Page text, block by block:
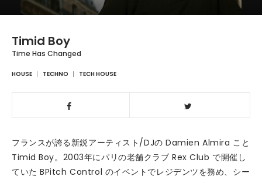
Timid Boy
Time Has Changed
HOUSE TECHNO TECH HOUSE
フランスが誇る新鋭アーティスト/DJの Damien Almira こと
Timid Boy。2003年にパリの老舗クラブ Rex Club で開催し
ていた BPitch Control のイベントでレジデンツを務め、シー